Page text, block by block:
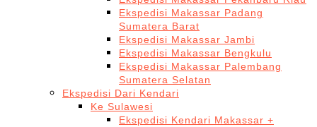
Ekspedisi Makassar Padang
Sumatera Barat
Ekspedisi Makassar Jambi
Ekspedisi Makassar Bengkulu
Ekspedisi Makassar Palembang
Sumatera Selatan
Ekspedisi Dari Kendari
Ke Sulawesi
Ekspedisi Kendari Makassar +